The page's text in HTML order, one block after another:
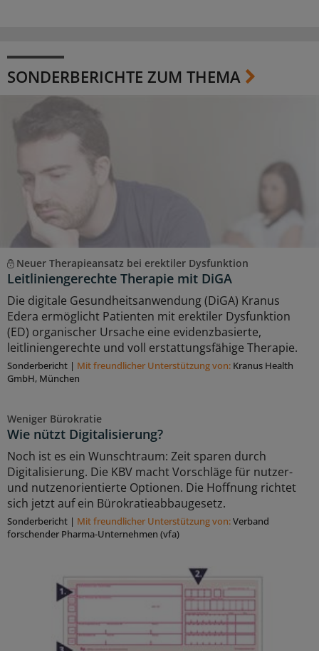
SONDERBERICHTE ZUM THEMA
Neuer Therapieansatz bei erektiler Dysfunktion
Leitliniengerechte Therapie mit DiGA
Die digitale Gesundheitsanwendung (DiGA) Kranus
Edera ermöglicht Patienten mit erektiler Dysfunktion
(ED) organischer Ursache eine evidenzbasierte,
leitliniengerechte und voll erstattungsfähige Therapie.
Sonderbericht | Mit freundlicher Unterstützung von: Kranus Health
GmbH, München
Weniger Bürokratie
Wie nützt Digitalisierung?
Noch ist es ein Wunschtraum: Zeit sparen durch
Digitalisierung. Die KBV macht Vorschläge für nutzer-
und nutzenorientierte Optionen. Die Hoffnung richtet
sich jetzt auf ein Bürokratieabbaugesetz.
Sonderbericht | Mit freundlicher Unterstützung von:Verband
forschender Pharma-Unternehmen (vfa)